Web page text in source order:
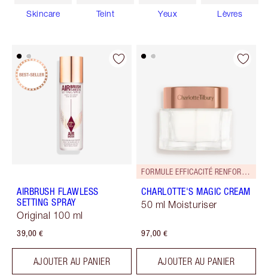
Skincare Teint Yeux Lèvres
AIRBRUSH FLAWLESS
SETTING SPRAY
Original 100 ml
39,00 €
AJOUTER AU PANIER
FORMULE EFFICACITÉ RENFORCÉE !
CHARLOTTE'S MAGIC CREAM
50 ml Moisturiser
97,00 €
AJOUTER AU PANIER